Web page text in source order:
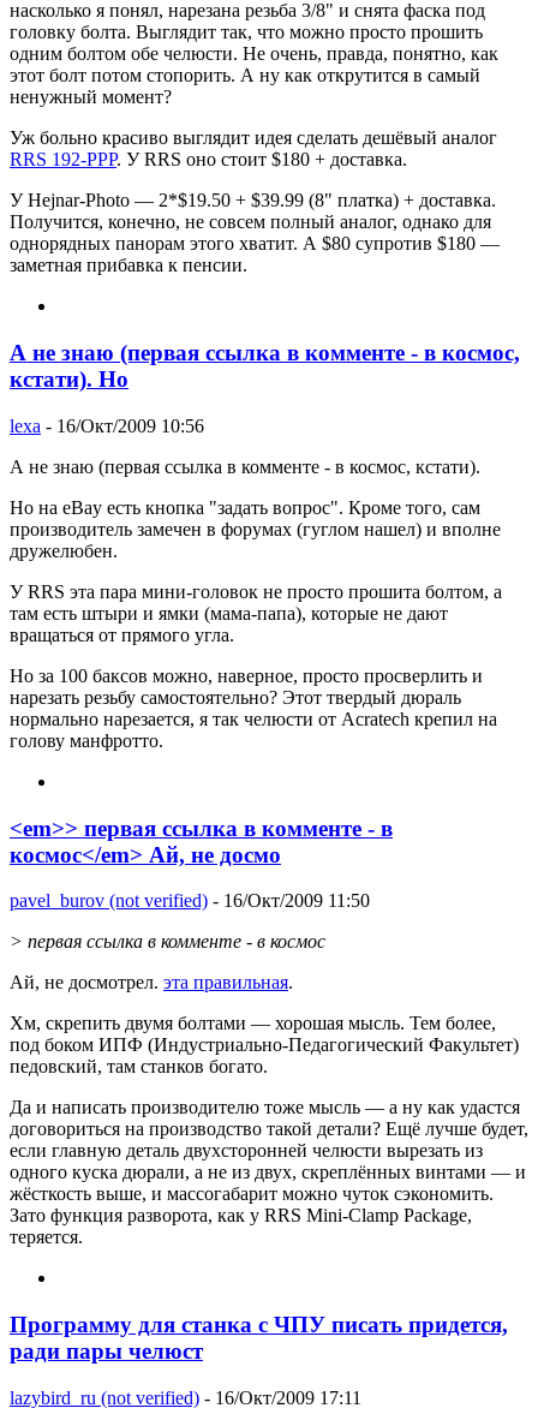
насколько я понял, нарезана резьба 3/8" и снята фаска под
головку болта. Выглядит так, что можно просто прошить
одним болтом обе челюсти. Не очень, правда, понятно, как
этот болт потом стопорить. А ну как открутится в самый
ненужный момент?
Уж больно красиво выглядит идея сделать дешёвый аналог
RRS 192-PPP. У RRS оно стоит $180 + доставка.
У Hejnar-Photo — 2*$19.50 + $39.99 (8" платка) + доставка.
Получится, конечно, не совсем полный аналог, однако для
однорядных панорам этого хватит. А $80 супротив $180 —
заметная прибавка к пенсии.
А не знаю (первая ссылка в комменте - в космос,
кстати). Но
lexa - 16/Окт/2009 10:56
А не знаю (первая ссылка в комменте - в космос, кстати).
Но на eBay есть кнопка "задать вопрос". Кроме того, сам
производитель замечен в форумах (гуглом нашел) и вполне
дружелюбен.
У RRS эта пара мини-головок не просто прошита болтом, а
там есть штыри и ямки (мама-папа), которые не дают
вращаться от прямого угла.
Но за 100 баксов можно, наверное, просто просверлить и
нарезать резьбу самостоятельно? Этот твердый дюраль
нормально нарезается, я так челюсти от Acratech крепил на
голову манфротто.
<em>> первая ссылка в комменте - в
космос</em> Ай, не досмо
pavel_burov (not verified) - 16/Окт/2009 11:50
> первая ссылка в комменте - в космос
Ай, не досмотрел. эта правильная.
Хм, скрепить двумя болтами — хорошая мысль. Тем более,
под боком ИПФ (Индустриально-Педагогический Факультет)
педовский, там станков богато.
Да и написать производителю тоже мысль — а ну как удастся
договориться на производство такой детали? Ещё лучше будет,
если главную деталь двухсторонней челюсти вырезать из
одного куска дюрали, а не из двух, скреплённых винтами — и
жёсткость выше, и массогабарит можно чуток сэкономить.
Зато функция разворота, как у RRS Mini-Clamp Package,
теряется.
Программу для станка с ЧПУ писать придется,
ради пары челюст
lazybird_ru (not verified) - 16/Окт/2009 17:11